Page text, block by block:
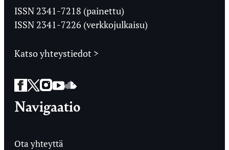
Ylioppilaslehti
ISSN 2341-7218 (painettu)
ISSN 2341-7226 (verkkojulkaisu)
Katso yhteystiedot >
Facebook
Twitter
Instagram
YouTube
SoundCloud
Navigaatio
Ota yhteyttä